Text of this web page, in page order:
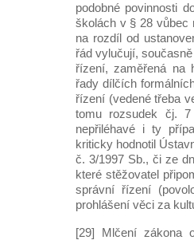
podobné povinnosti
školách v § 28 vůbec
na rozdíl od
řád vylučují,
řízení, zaměřená na
řady dílčích
řízení (vedené třeba
tomu rozsudek čj.
nepřiléhavé i ty
kriticky hodnotil
č. 3/1997 Sb., či ze
které stěžovatel
správní řízení
prohlášení věci za
[29] Mlčení zákona